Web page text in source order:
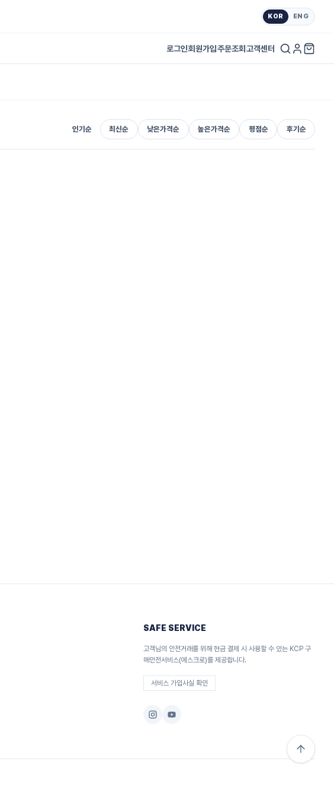
KOR ENG
로그인회원가입주문조회고객센터
인기순 최신순 낮은가격순 높은가격순 평점순 후기순
SAFE SERVICE
고객님의 안전거래를 위해 현금 결제 시 사용할 수 있는 KCP 구
매안전서비스(에스크로)를 제공합니다.
서비스 가입사실 확인